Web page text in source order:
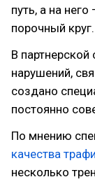
путь, а на
порочный круг.
В
нарушений,
создано
постоянно
По мнению
качества
несколько